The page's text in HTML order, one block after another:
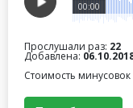
00:00
Прослушали раз: 22
Добавлена:
Стоимость